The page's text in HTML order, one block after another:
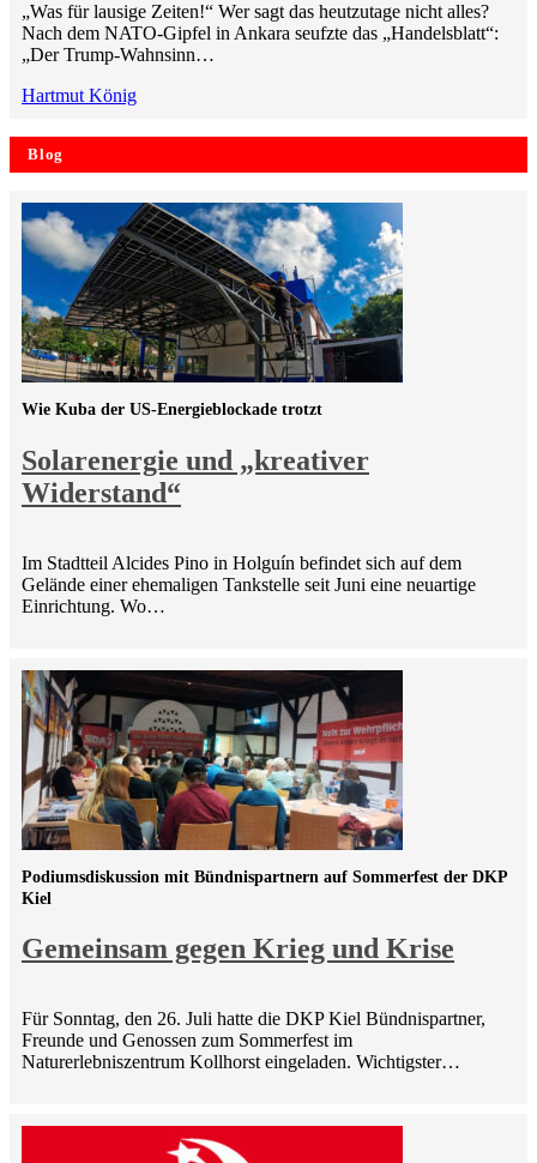
„Was für lausige Zeiten!“ Wer sagt das heutzutage nicht alles?
Nach dem NATO-Gipfel in Ankara seufzte das „Handelsblatt“:
„Der Trump-Wahnsinn…
Hartmut König
Blog
Solarenergie und „kreativer
Widerstand“
Wie Kuba der US-Energieblockade trotzt
Im Stadtteil Alcides Pino in Holguín befindet sich auf dem
Gelände einer ehemaligen Tankstelle seit Juni eine neuartige
Einrichtung. Wo…
Gemeinsam gegen Krieg und Krise
Podiumsdiskussion mit Bündnispartnern auf Sommerfest der DKP
Kiel
Für Sonntag, den 26. Juli hatte die DKP Kiel Bündnispartner,
Freunde und Genossen zum Sommerfest im
Naturerlebniszentrum Kollhorst eingeladen. Wichtigster…